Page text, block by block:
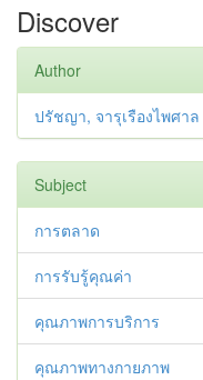
Discover
Author
ปรัชญา, จารุเรืองไพศาล
Subject
การตลาด
การรับรู้คุณค่า
คุณภาพการบริการ
คุณภาพทางกายภาพ